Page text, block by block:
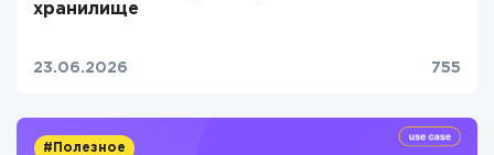
хранилище
23.06.2026 755
#Полезное